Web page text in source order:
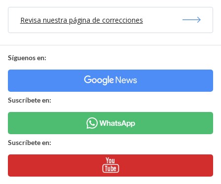
Revisa nuestra página de correcciones
Síguenos en:
Suscríbete en:
Suscríbete en: